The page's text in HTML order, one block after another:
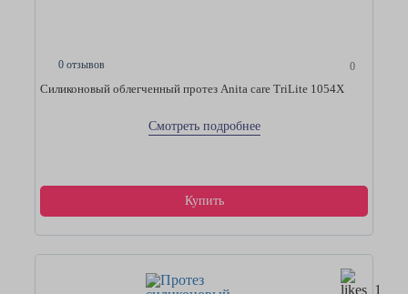
0 отзывов 0
Силиконовый облегченный протез Anita care TriLite 1054X
Смотреть подробнее
Купить